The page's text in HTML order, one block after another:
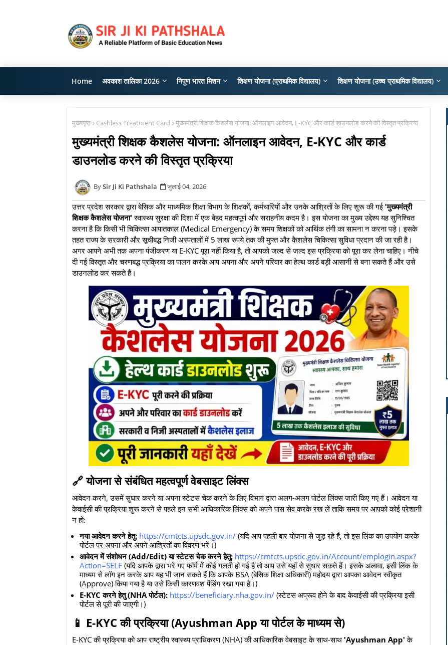
Home अवकाश तालिका 2026 निपुण भारत मिशन शिक्षण योजना (प्राथमिक विद्यालय) शिक्षण योजना (उच्च प्राथमिक विद्यालय)
मुख्यपृष्ठ Cashless Treatment Card मुख्यमंत्री शिक्षक कैशलेस योजना: ऑनलाइन आवेदन, E-KYC और कार्ड डाउनलोड करने की विस्तृत प्रक्रिया
मुख्यमंत्री शिक्षक कैशलेस योजना: ऑनलाइन आवेदन, E-KYC और कार्ड
डाउनलोड करने की विस्तृत प्रक्रिया
Sir Ji Ki Pathshala जुलाई 04, 2026
​उत्तर प्रदेश सरकार द्वारा बेसिक और माध्यमिक शिक्षा विभाग के शिक्षकों, कर्मचारियों और उनके आश्रितों के लिए शुरू की गई 'मुख्यमंत्री
शिक्षक कैशलेस योजना' स्वास्थ्य सुरक्षा की दिशा में एक बेहद महत्वपूर्ण और सराहनीय कदम है। इस योजना का मुख्य उद्देश्य यह सुनिश्चित
करना है कि किसी भी चिकित्सा आपातकाल (Medical Emergency) के समय शिक्षकों को आर्थिक तंगी का सामना न करना पड़े। इसके
तहत राज्य के सरकारी और सूचीबद्ध निजी अस्पतालों में 5 लाख रुपये तक की मुफ्त और कैशलेस चिकित्सा सुविधा प्रदान की जा रही है।
अगर आपने अभी तक अपना पंजीकरण या E-KYC पूरा नहीं किया है, तो आपको जल्द से जल्द इस प्रक्रिया को पूरा कर लेना चाहिए। नीचे
दी गई विस्तृत और चरणबद्ध प्रक्रिया का पालन करके आप अपना और अपने परिवार का हेल्थ कार्ड बड़ी आसानी से बना सकते हैं और उसे
डाउनलोड कर सकते हैं।
​🔗 योजना से संबंधित महत्वपूर्ण वेबसाइट लिंक्स
​आवेदन करने, उसमें सुधार करने या अपना स्टेटस चेक करने के लिए विभाग द्वारा अलग-अलग पोर्टल लिंक्स जारी किए गए हैं। आवेदन या
केवाईसी की प्रक्रिया शुरू करने से पहले इन सभी आधिकारिक लिंक्स को अपने पास सेव करके रख लें ताकि समय पर आपको कोई परेशानी
न हो:
नया आवेदन करने हेतु: https://cmtcts.upsdc.gov.in/ (यदि आप पहली बार योजना से जुड़ रहे हैं, तो इस लिंक का उपयोग करके
पोर्टल पर अपना और अपने आश्रितों का विवरण भरें।)
आवेदन में संशोधन (Add/Edit) या स्टेटस चेक करने हेतु: https://cmtcts.upsdc.gov.in/Account/emplogin.aspx?
Action=SELF (यदि आपके द्वारा भरे गए फॉर्म में कोई गलती हो गई है तो आप उसे यहाँ से सुधार सकते हैं। इसके अलावा, इसी लिंक के
माध्यम से लॉग इन करके आप यह भी जान सकते हैं कि आपके BSA (बेसिक शिक्षा अधिकारी) महोदय द्वारा आपका आवेदन स्वीकृत
(Approve) किया गया है या उसे किसी कारणवश पेंडिंग रखा गया है।)
E-KYC करने हेतु (NHA पोर्टल): https://beneficiary.nha.gov.in/ (स्टेटस अप्रूव होने के बाद केवाईसी की प्रक्रिया इसी
पोर्टल से पूरी की जाएगी।)
​📱 E-KYC की प्रक्रिया (Ayushman App या पोर्टल के माध्यम से)
​E-KYC की प्रक्रिया को आप राष्ट्रीय स्वास्थ्य प्राधिकरण (NHA) की आधिकारिक वेबसाइट के साथ-साथ 'Ayushman App' के